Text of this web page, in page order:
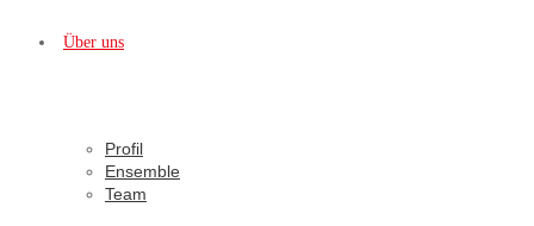
Über uns
Profil
Ensemble
Team